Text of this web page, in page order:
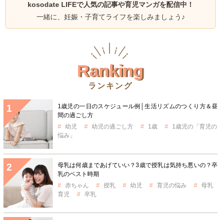
kosodate LIFEで人気の記事や育児マンガを配信中！
一緒に、妊娠・子育てライフを楽しみましょう♪
Ranking
ランキング
1歳児の一日のスケジュール例│生活リズムのつくり方＆昼
間の過ごし方
幼児
幼児の過ごし方 1歳
1歳児の「育児の
悩み」
母乳は何歳まであげていい？3歳で授乳は気持ち悪いの？卒
乳のベスト時期
赤ちゃん
授乳 幼児 育児の悩み
母乳
育児
卒乳